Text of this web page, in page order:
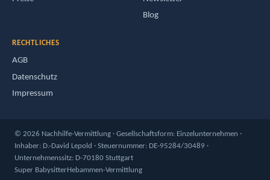
+49 711 4004 2773
法律上の
利用規約
© 2026 チュータリングエージェンシー · 法的形態：個人事業主 · 所
有者：D.-David Lepold · 税務番号：DE-95284/30489 · 登記上の所在